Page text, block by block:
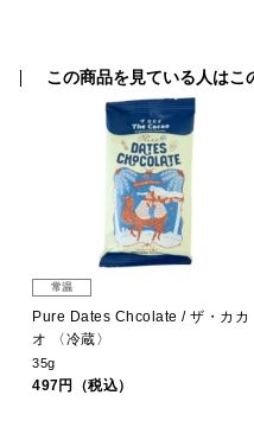
この商品を見ている人はこ
常温
Pure Dates Chcolate / ザ・カカ
オ 〈冷蔵〉
35g
497円（税込）